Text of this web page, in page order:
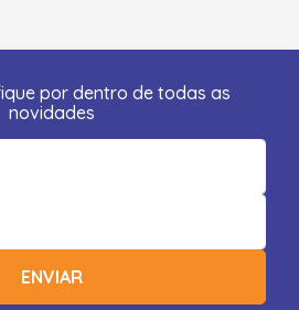
por dentro de todas as
novidades
ENVIAR